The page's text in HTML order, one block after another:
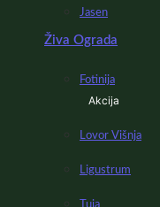
Jasen
Živa Ograda
Fotinija
Akcija
Lovor Višnja
Ligustrum